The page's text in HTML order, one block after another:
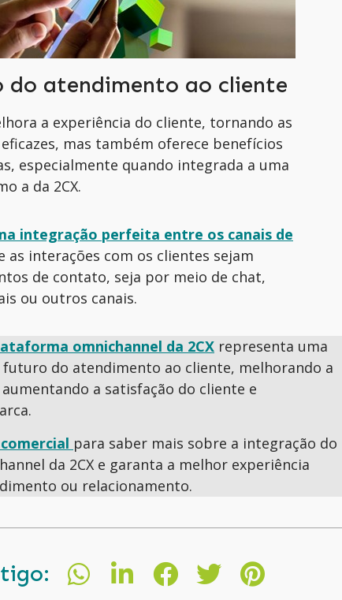
do atendimento ao cliente
a experiência do cliente, tornando as
mas também oferece benefícios
especialmente quando integrada a uma
a da 2CX.
integração perfeita entre os canais de
as interações com os clientes sejam
de contato, seja por meio de chat,
ou outros canais.
omnichannel da 2CXrepresenta uma
do atendimento ao cliente, melhorando a
a satisfação do cliente e
para saber mais sobre a integração do
da 2CX e garanta a melhor experiência
ou relacionamento.